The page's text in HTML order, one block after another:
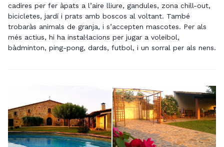
cadires per fer àpats a l’aire lliure, gandules, zona chill-out,
bicicletes, jardí i prats amb boscos al voltant. També
trobaràs animals de granja, i s’accepten mascotes. Per als
més actius, hi ha instal·lacions per jugar a voleibol,
bàdminton, ping-pong, dards, futbol, i un sorral per als nens.